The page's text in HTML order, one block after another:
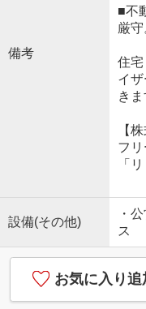
備考
■不
厳守
住
イ
き
【
フ
「
設備(その他)
・
ス
お気に入り追